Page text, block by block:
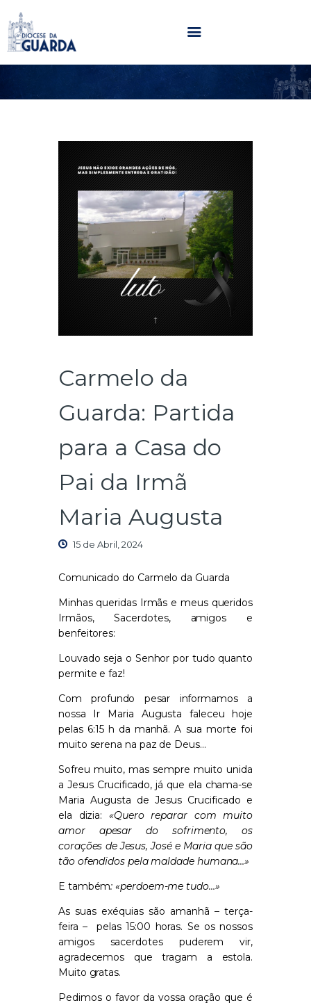
HOME
PARÓQUIAS
NOTÍCIAS
AGENDA
MULTIMÉDIA
SENTIR COM A IGREJA
CONTACTOS
Carmelo da
Guarda: Partida
para a Casa do
Pai da Irmã
Maria Augusta
15 de Abril, 2024
Comunicado do Carmelo da Guarda
Minhas queridas Irmãs e meus queridos
Irmãos, Sacerdotes, amigos e
benfeitores:
Louvado seja o Senhor por tudo quanto
permite e faz!
Com profundo pesar informamos a
nossa Ir Maria Augusta faleceu hoje
pelas 6:15 h da manhã. A sua morte foi
muito serena na paz de Deus…
Sofreu muito, mas sempre muito unida
a Jesus Crucificado, já que ela chama-se
Maria Augusta de Jesus Crucificado e
ela dizia:«Quero reparar com muito
amor apesar do sofrimento, os
corações de Jesus, José e Maria que são
tão ofendidos pela maldade humana…»
E também: «perdoem-me tudo…»
As suas exéquias são amanhã – terça-
feira – pelas 15:00 horas. Se os nossos
amigos sacerdotes puderem vir,
agradecemos que tragam a estola.
Muito gratas.
Pedimos o favor da vossa oração que é